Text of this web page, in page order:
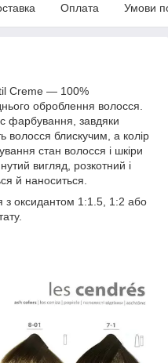
Оплата Умови
Creme — 100%
оброблення волосся.
фарбування, завдяки
волосся блискучим, а колір
стан волосся і шкіри
вигляд, розкотний і
й наноситься.
з оксидантом 1:1.5, 1:2 або